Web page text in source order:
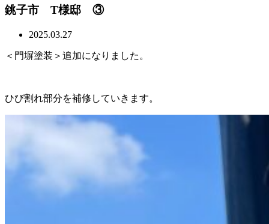
銚子市 T様邸 ③
2025.03.27
＜門塀塗装＞追加になりました。
ひび割れ部分を補修していきます。